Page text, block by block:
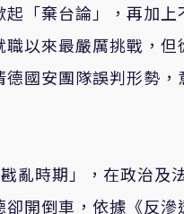
「棄台論」，再加上
以來最嚴厲挑戰，但
國安團隊誤判形勢，
亂時期」，在政治及
開倒車，依據《反滲